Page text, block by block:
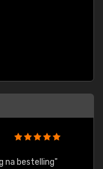
na bestelling"